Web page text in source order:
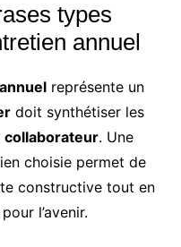
types
annuel
représente un
doit synthétiser les
collaborateur. Une
choisie permet de
constructive tout en
l’avenir.